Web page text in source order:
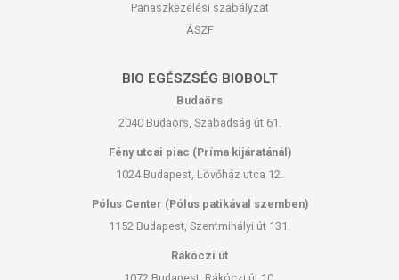
Panaszkezelési szabályzat
ÁSZF
BIO EGÉSZSÉG BIOBOLT
Budaörs
2040 Budaörs, Szabadság út 61.
Fény utcai piac (Príma kijáratánál)
1024 Budapest, Lövőház utca 12.
Pólus Center (Pólus patikával szemben)
1152 Budapest, Szentmihályi út 131.
Rákóczi út